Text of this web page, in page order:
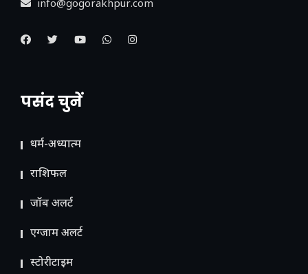
info@gogorakhpur.com
पसंद चुनें
धर्म-अध्यात्म
राशिफल
जॉब अलर्ट
एग्जाम अलर्ट
स्टोरीटाइम